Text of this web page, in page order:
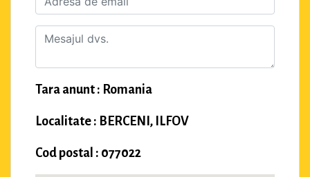
Tara anunt : Romania
Localitate : BERCENI, ILFOV
Cod postal : 077022